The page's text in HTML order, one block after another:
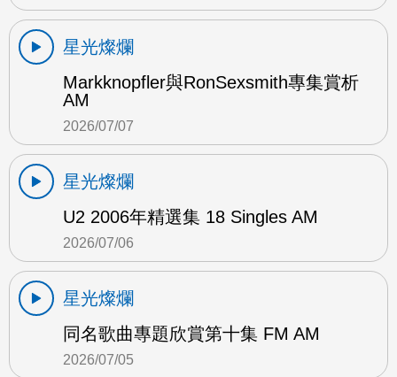
星光燦爛
Markknopfler與RonSexsmith專集賞析
AM
2026/07/07
星光燦爛
U2 2006年精選集 18 Singles AM
2026/07/06
星光燦爛
同名歌曲專題欣賞第十集 FM AM
2026/07/05